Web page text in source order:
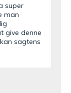
super
man
give denne
sagtens